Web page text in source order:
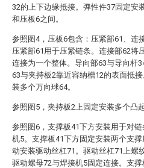
32的上下边缘抵接。弹性件37固定安
和压板6之间。
参照图4，压板6包含：压紧部61、连
压紧部61用于压紧链条。连接部62将
连接为一个整体。导向部63与导向杆
63与夹持板2靠近容纳槽12的表面抵
装多个万向球64。
参照图5，夹持板2上固定安装多个凸起
参照图6，支撑板41下方安装用于对
机5。支撑板41下方固定安装两个支
动安装驱动丝杠71。驱动丝杠71上螺
驱动螺母72与焊接机5固定连接。支